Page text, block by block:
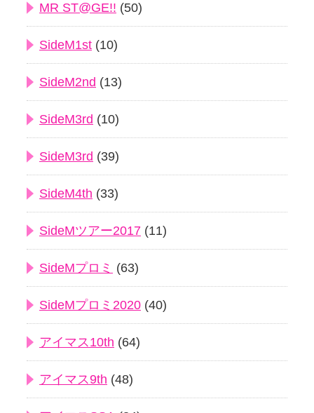
MR ST@GE!! (50)
SideM1st (10)
SideM2nd (13)
SideM3rd (10)
SideM3rd (39)
SideM4th (33)
SideMツアー2017 (11)
SideMプロミ (63)
SideMプロミ2020 (40)
アイマス10th (64)
アイマス9th (48)